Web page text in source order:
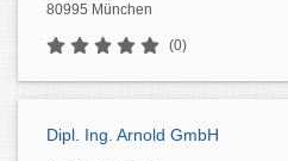
80995 München
(0)
Dipl. Ing. Arnold GmbH